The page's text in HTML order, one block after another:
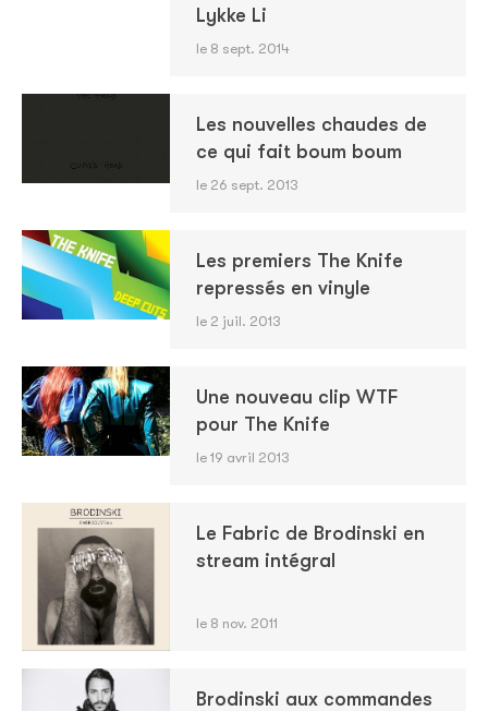
Lykke Li
le 8 sept. 2014
Les nouvelles chaudes de
ce qui fait boum boum
le 26 sept. 2013
Les premiers The Knife
repressés en vinyle
le 2 juil. 2013
Une nouveau clip WTF
pour The Knife
le 19 avril 2013
Le Fabric de Brodinski en
stream intégral
le 8 nov. 2011
Brodinski aux commandes